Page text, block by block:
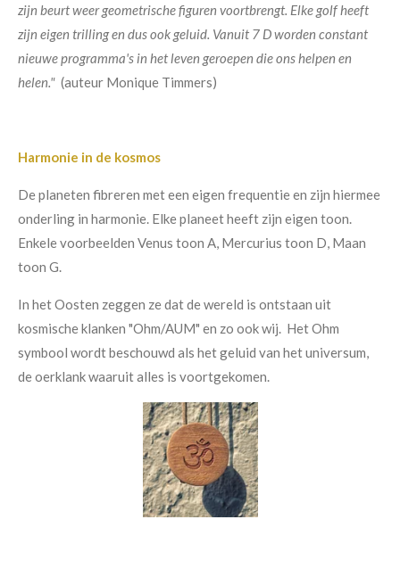
zijn beurt weer geometrische figuren voortbrengt. Elke golf heeft
zijn eigen trilling en dus ook geluid. Vanuit 7 D worden constant
nieuwe programma's in het leven geroepen die ons helpen en
helen." (auteur Monique Timmers)
Harmonie in de kosmos
De planeten fibreren met een eigen frequentie en zijn hiermee
onderling in harmonie. Elke planeet heeft zijn eigen toon.
Enkele voorbeelden Venus toon A, Mercurius toon D, Maan
toon G.
In het Oosten zeggen ze dat de wereld is ontstaan uit
kosmische klanken "Ohm/AUM" en zo ook wij. Het Ohm
symbool wordt beschouwd als het geluid van het universum,
de oerklank waaruit alles is voortgekomen.